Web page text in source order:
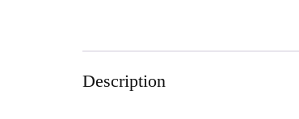
Description